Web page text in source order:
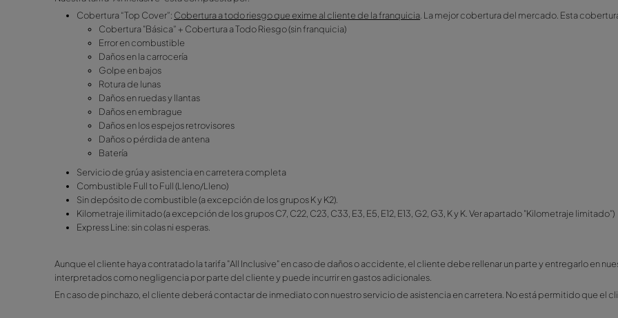
GruposG, G1, G2, G3, G4, G5, K, K2: Franquicia de 2500,00 €
Pago en efectivo (solo en los siguientes grupos):
GruposA, A1, A10, A2, A4, A8, AE, B, B1, B18, B2, B3, B8, C28, D18:
Franquicia de 2.500 €
GruposC, C1, C10, C11, C13, C18, C2, C21, C3, C4, C6, CZ:
Franquicia de 3.000 €
Todos nuestros precios y tarifas incluyen IVA.
Tarifa "All Inclusive"
Nuestra tarifa "All Inclusive" está compuesta por:
Cobertura “Top Cover”:Cobertura a todo riesgo que exime al cliente de la franquicia
Cobertura "Básica” + Cobertura a Todo Riesgo (sin franquicia)